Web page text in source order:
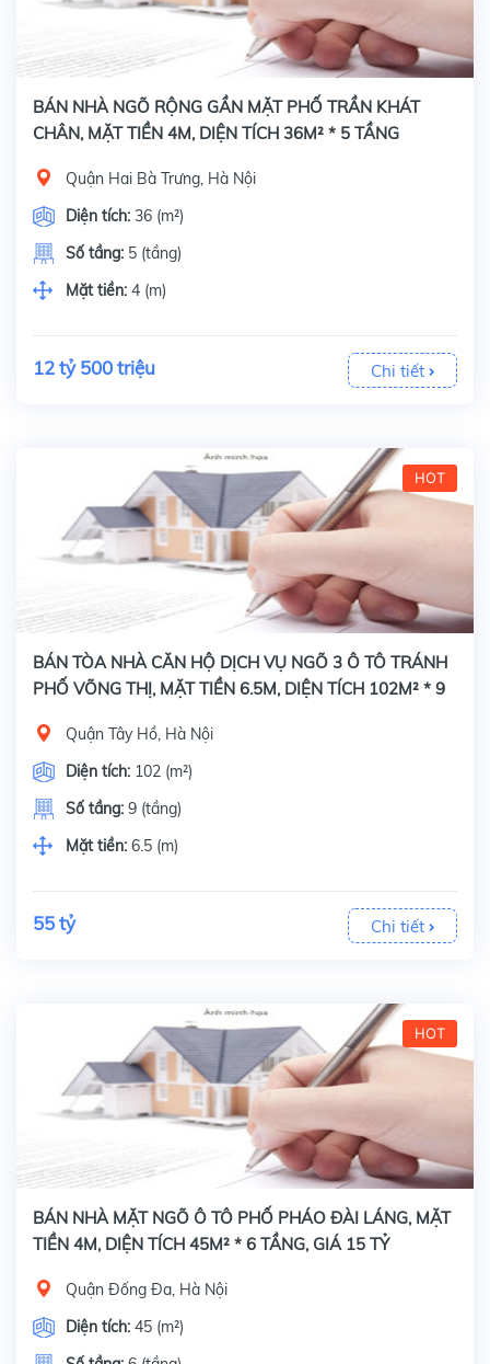
BÁN NHÀ NGÕ RỘNG GẦN MẶT PHỐ TRẦN KHÁT
CHÂN, MẶT TIỀN 4M, DIỆN TÍCH 36M² * 5 TẦNG
Quận Hai Bà Trưng, Hà Nội
Diện tích: 36 (m²)
Số tầng: 5 (tầng)
Mặt tiền: 4 (m)
12 tỷ 500 triệu Chi tiết
HOT
BÁN TÒA NHÀ CĂN HỘ DỊCH VỤ NGÕ 3 Ô TÔ TRÁNH
PHỐ VÕNG THỊ, MẶT TIỀN 6.5M, DIỆN TÍCH 102M² * 9
Quận Tây Hồ, Hà Nội
Diện tích: 102 (m²)
Số tầng: 9 (tầng)
Mặt tiền: 6.5 (m)
55 tỷ Chi tiết
HOT
BÁN NHÀ MẶT NGÕ Ô TÔ PHỐ PHÁO ĐÀI LÁNG, MẶT
TIỀN 4M, DIỆN TÍCH 45M² * 6 TẦNG, GIÁ 15 TỶ
Quận Đống Đa, Hà Nội
Diện tích: 45 (m²)